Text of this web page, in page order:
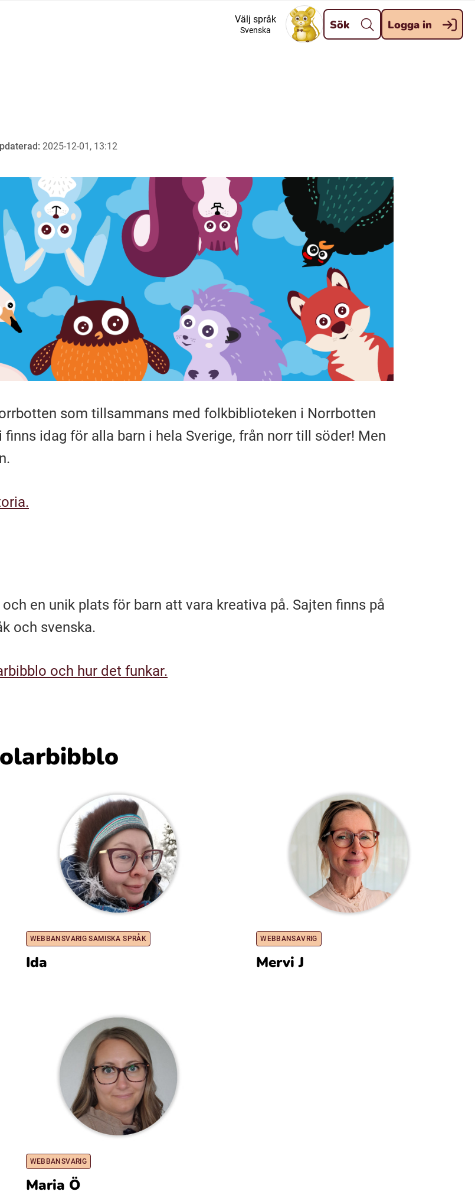
Stäng
(Romska)
Välj språk
Svenska Sök Logga in
2025-12-01, 13:12
som tillsammans med folkbiblioteken i Norrbotten
idag för alla barn i hela Sverige, från norr till söder! Men
en unik plats för barn att vara kreativa på. Sajten finns på
och svenska.
och hur det funkar.
WEBBANSVARIG SAMISKA SPRÅK
Ida
WEBBANSAVRIG
Mervi J
WEBBANSVARIG
Maria Ö